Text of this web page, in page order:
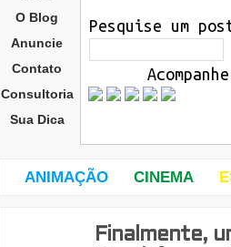
O Blog
Anuncie
Contato
Consultoria
Sua Dica
Pesquise um
Acompanhe
ANIMAÇÃO CINEMA
Finalmente,